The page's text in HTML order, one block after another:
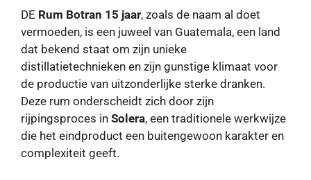
DE Rum Botran 15 jaar, zoals de naam al doet
vermoeden, is een juweel van Guatemala, een land
dat bekend staat om zijn unieke
distillatietechnieken en zijn gunstige klimaat voor
de productie van uitzonderlijke sterke dranken.
Deze rum onderscheidt zich door zijn
rijpingsproces in Solera, een traditionele werkwijze
die het eindproduct een buitengewoon karakter en
complexiteit geeft.